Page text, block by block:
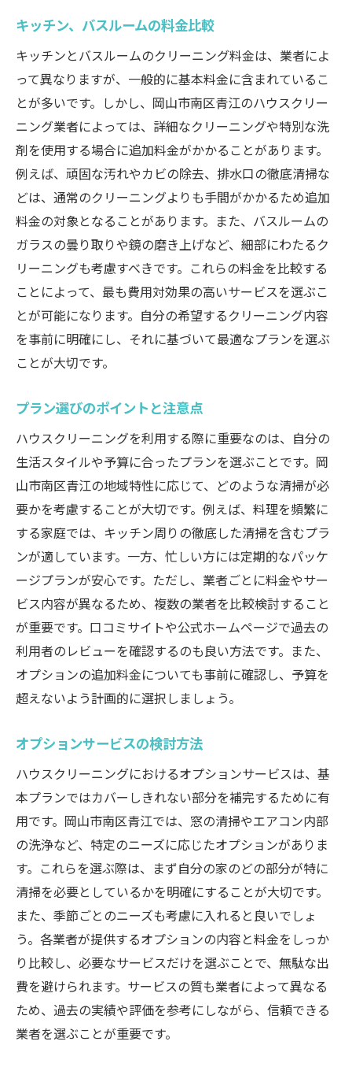
コミュニティからの評価を参考にする
ウスクリーニング賢い選び方
サービス内容の幅と深さを理解する
各業者の強みと弱みを知る
価格に対する満足度の比較
サービスパッケージの選び方
業者ごとのアフターサポートを比較
選んで後悔しないためのポイント
価格とサービスのバランスを見極める岡山市南
区青江のハウスクリーニング
低価格の落とし穴に注意
質の高いサービスを見抜く方法
高い満足度を得るための選択基準
実体験に基づく選び方のコツ
長期的視点で見るコストパフォーマンス
口コミと公式サイト活用で見つける岡山市南区
青江での最適な業者選び
口コミの信頼性を判断する方法
公式サイトで見るべきポイント
実際の利用者の声を活かす
業者選びの際の重要な質問
情報収集に役立つオンラインリソース
口コミと公式情報の融合で安心の選択を
暮らしを快適にするハウスクリーニング岡山市
南区青江特有のポイント
季節ごとの特別な清掃ニーズ
地域特有の汚れに適したサービス
生活スタイルに合ったクリーニング提案
岡山市南区青江ならではのサービスの特徴
長期的に快適さを維持するためのアドバイ
ス
ハウスクリーニング費用と効果岡山市南区青江
での賢いプラン選び
費用対効果の高いプランを選ぶ方法
短期と長期の効果を考慮した選択
効果を実感できるクリーニング頻度
費用と効果を最大化する戦略
キッチン、バスルームの料金比較
キッチンとバスルームのクリーニング料金は、業者によ
って異なりますが、一般的に基本料金に含まれているこ
とが多いです。しかし、岡山市南区青江のハウスクリー
ニング業者によっては、詳細なクリーニングや特別な洗
剤を使用する場合に追加料金がかかることがあります。
例えば、頑固な汚れやカビの除去、排水口の徹底清掃な
どは、通常のクリーニングよりも手間がかかるため追加
料金の対象となることがあります。また、バスルームの
ガラスの曇り取りや鏡の磨き上げなど、細部にわたるク
リーニングも考慮すべきです。これらの料金を比較する
ことによって、最も費用対効果の高いサービスを選ぶこ
とが可能になります。自分の希望するクリーニング内容
を事前に明確にし、それに基づいて最適なプランを選ぶ
ことが大切です。
プラン選びのポイントと注意点
ハウスクリーニングを利用する際に重要なのは、自分の
生活スタイルや予算に合ったプランを選ぶことです。岡
山市南区青江の地域特性に応じて、どのような清掃が必
要かを考慮することが大切です。例えば、料理を頻繁に
する家庭では、キッチン周りの徹底した清掃を含むプラ
ンが適しています。一方、忙しい方には定期的なパッケ
ージプランが安心です。ただし、業者ごとに料金やサー
ビス内容が異なるため、複数の業者を比較検討すること
が重要です。口コミサイトや公式ホームページで過去の
利用者のレビューを確認するのも良い方法です。また、
オプションの追加料金についても事前に確認し、予算を
超えないよう計画的に選択しましょう。
オプションサービスの検討方法
ハウスクリーニングにおけるオプションサービスは、基
本プランではカバーしきれない部分を補完するために有
用です。岡山市南区青江では、窓の清掃やエアコン内部
の洗浄など、特定のニーズに応じたオプションがありま
す。これらを選ぶ際は、まず自分の家のどの部分が特に
清掃を必要としているかを明確にすることが大切です。
また、季節ごとのニーズも考慮に入れると良いでしょ
う。各業者が提供するオプションの内容と料金をしっか
り比較し、必要なサービスだけを選ぶことで、無駄な出
費を避けられます。サービスの質も業者によって異なる
ため、過去の実績や評価を参考にしながら、信頼できる
業者を選ぶことが重要です。